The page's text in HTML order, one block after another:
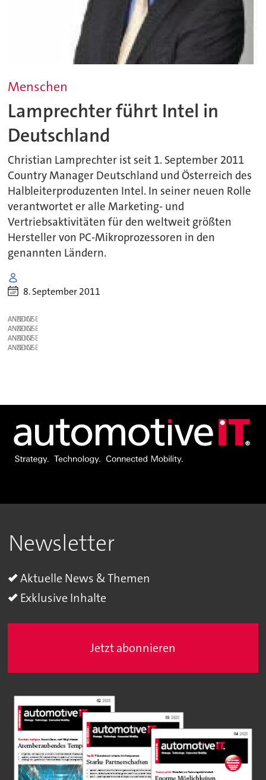
Menschen
Lamprechter führt Intel in
Deutschland
Christian Lamprechter ist seit 1. September 2011
Country Manager Deutschland und Österreich des
Halbleiterproduzenten Intel. In seiner neuen Rolle
verantwortet er alle Marketing- und
Vertriebsaktivitäten für den weltweit größten
Hersteller von PC-Mikroprozessoren in den
genannten Ländern.
8. September 2011
ANZEIGE
ANZEIGE
ANZEIGE
ANZEIGE
Newsletter
Aktuelle News & Themen
Exklusive Inhalte
Jetzt abonnieren